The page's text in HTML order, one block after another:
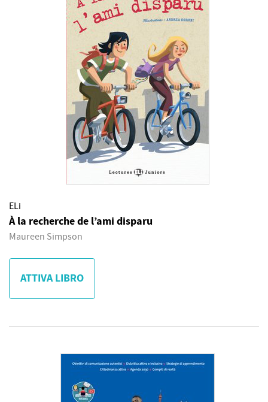
ELi
À la recherche de l’ami disparu
Maureen Simpson
ATTIVA LIBRO